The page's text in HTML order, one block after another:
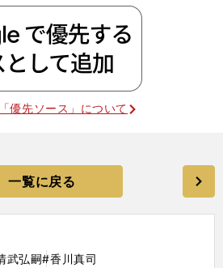
優先ソース」について
一覧に戻る
武弘嗣#香川真司